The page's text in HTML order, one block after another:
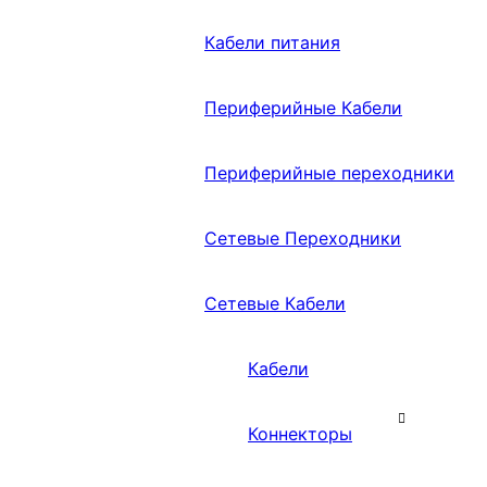
Кабели питания
Периферийные Кабели
Периферийные переходники
Сетевые Переходники
Сетевые Кабели
Кабели
Коннекторы